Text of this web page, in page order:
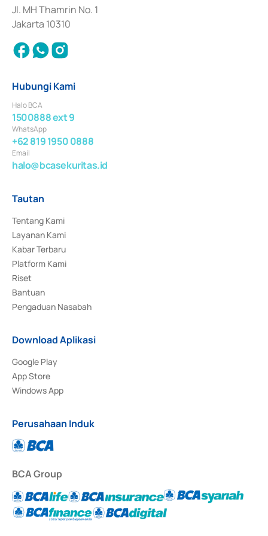
Jl. MH Thamrin No. 1
Jakarta 10310
Hubungi Kami
Halo BCA
1500888 ext 9
WhatsApp
+62 819 1950 0888
Email
halo@bcasekuritas.id
Tautan
Tentang Kami
Layanan Kami
Kabar Terbaru
Platform Kami
Riset
Bantuan
Pengaduan Nasabah
Download Aplikasi
Google Play
App Store
Windows App
Perusahaan Induk
BCA Group